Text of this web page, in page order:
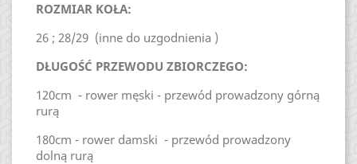
ROZMIAR KOŁA:
26 ; 28/29 (inne do uzgodnienia )
DŁUGOŚĆ PRZEWODU ZBIORCZEGO:
120cm - rower męski - przewód prowadzony górną
rurą
180cm - rower damski - przewód prowadzony
dolną rurą